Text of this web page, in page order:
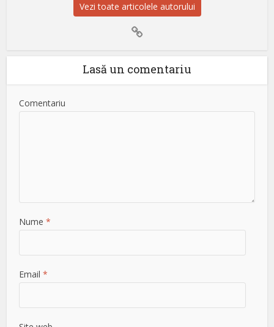
Vezi toate articolele autorului
Lasă un comentariu
Comentariu
Nume*
Email*